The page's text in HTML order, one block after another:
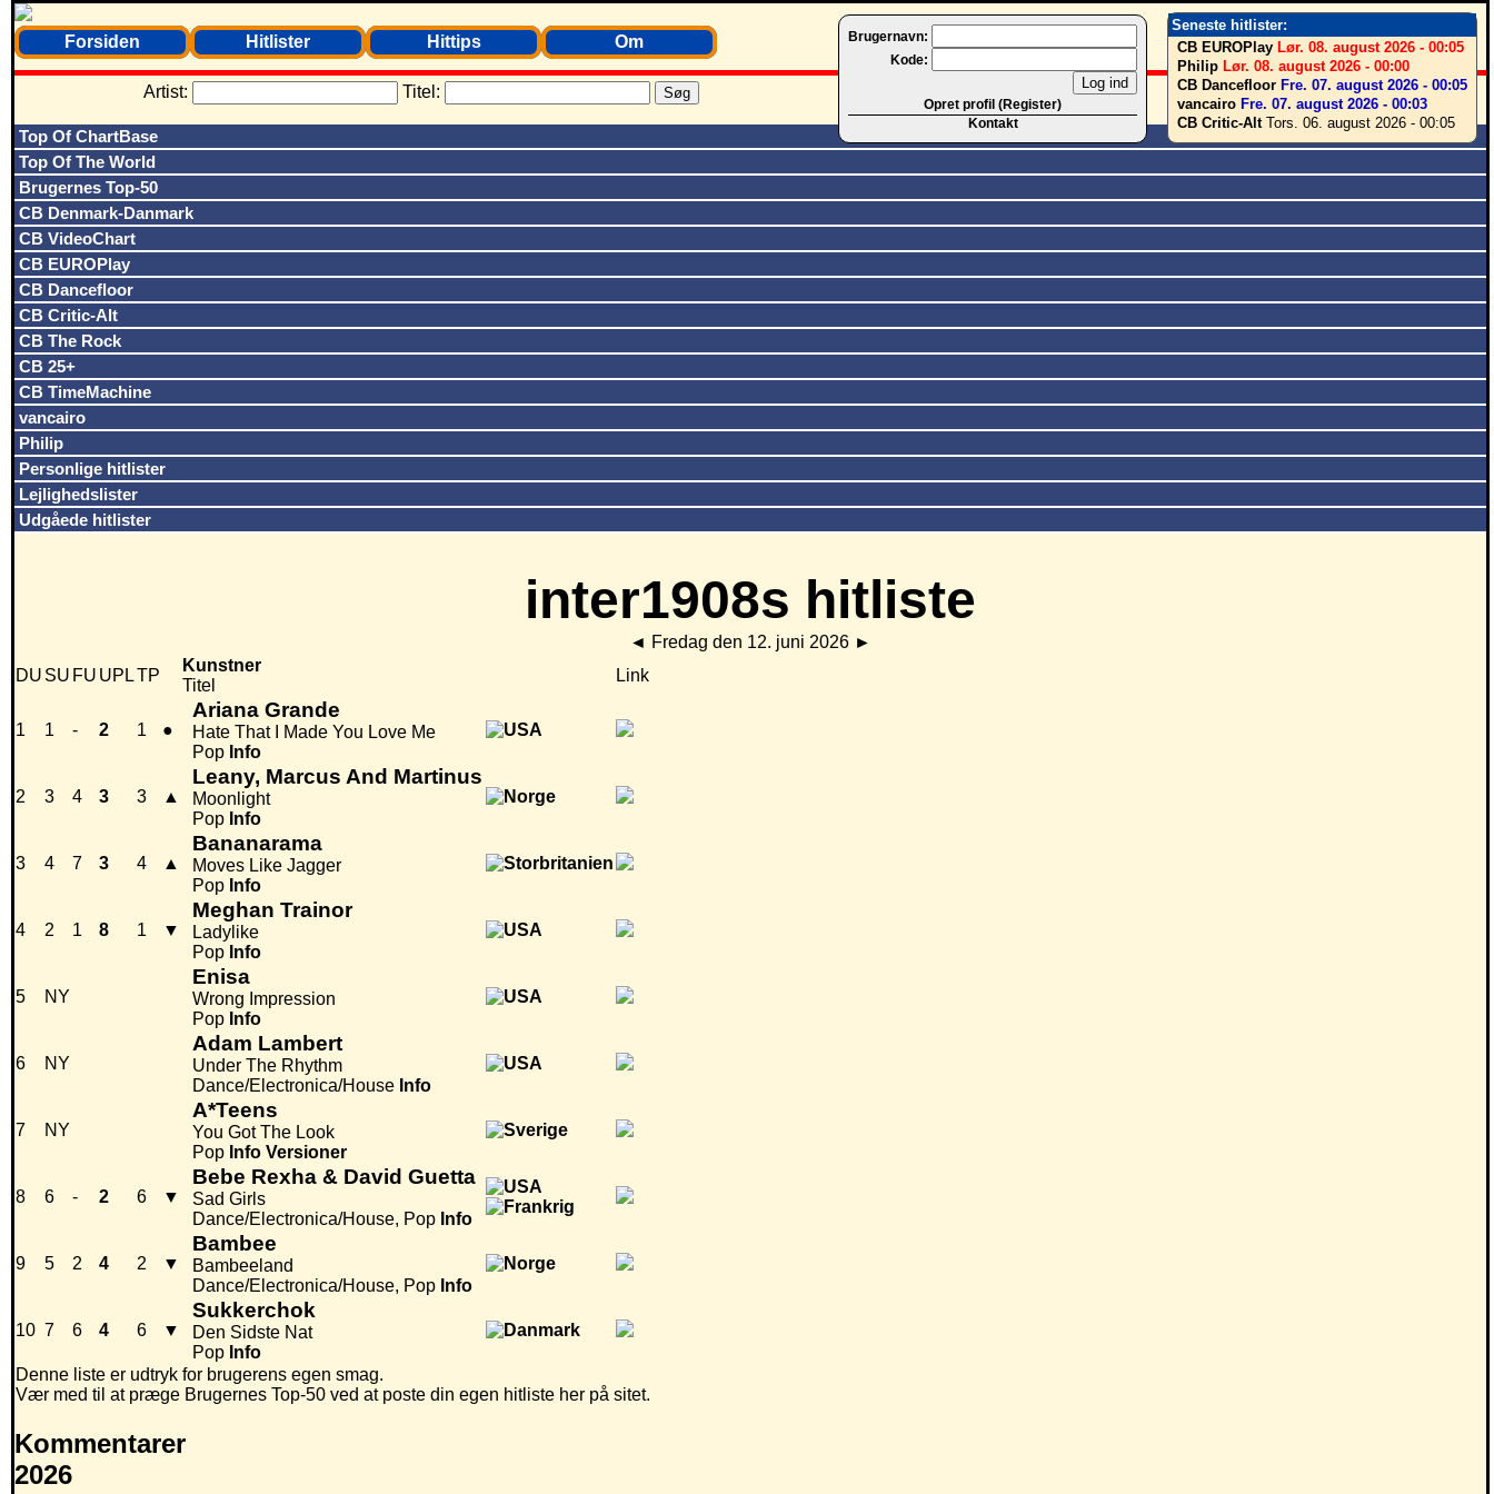
Seneste hitlister:
CB EUROPlay Lør. 08. august 2026 - 00:05
Philip Lør. 08. august 2026 - 00:00
CB Dancefloor Fre. 07. august 2026 - 00:05
vancairo Fre. 07. august 2026 - 00:03
CB Critic-AltTors. 06. august 2026 - 00:05
Brugernavn:
Kode:
Opret profil (Register)
Kontakt
Forsiden Hitlister Hittips Om
Artist: Titel:
Top Of ChartBase
Top Of The World
Brugernes Top-50
CB Denmark-Danmark
CB VideoChart
CB EUROPlay
CB Dancefloor
CB Critic-Alt
CB The Rock
CB 25+
CB TimeMachine
vancairo
Philip
Personlige hitlister
Lejlighedslister
Udgåede hitlister
inter1908s hitliste
◄ Fredag den 12. juni 2026 ►
DU SU FU UPLTP
Kunstner
Titel
Link
1 1 - 2 1 ●
Ariana Grande
Hate That I Made You Love Me
Pop Info
2 3 4 3 3 ▲
Leany, Marcus And Martinus
Moonlight
Pop Info
3 4 7 3 4 ▲
Bananarama
Moves Like Jagger
Pop Info
4 2 1 8 1 ▼
Meghan Trainor
Ladylike
Pop Info
5 NY
Enisa
Wrong Impression
Pop Info
6 NY
Adam Lambert
Under The Rhythm
Dance/Electronica/House Info
7 NY
A*Teens
You Got The Look
Pop Info Versioner
8 6 - 2 6 ▼
Bebe Rexha & David Guetta
Sad Girls
Dance/Electronica/House, Pop Info
9 5 2 4 2 ▼
Bambee
Bambeeland
Dance/Electronica/House, Pop Info
10 7 6 4 6 ▼
Sukkerchok
Den Sidste Nat
Pop Info
Denne liste er udtryk for brugerens egen smag.
Vær med til at præge Brugernes Top-50 ved at poste din egen hitliste her på sitet.
Kommentarer
2026